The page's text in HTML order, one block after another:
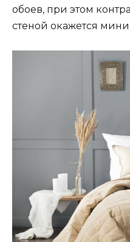
обоев, при этом
стеной окажется